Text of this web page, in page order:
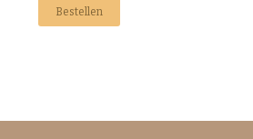
Bestellen